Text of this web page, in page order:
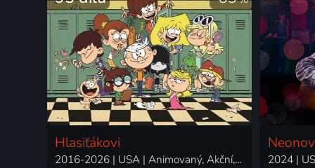
Hlasiťákovi
2016-2026 | USA | Animovaný, Akční, Dobrodružný, Drama, Fantasy, Hudební, Komedie, Rodinný, Thriller, Horor 2024 |